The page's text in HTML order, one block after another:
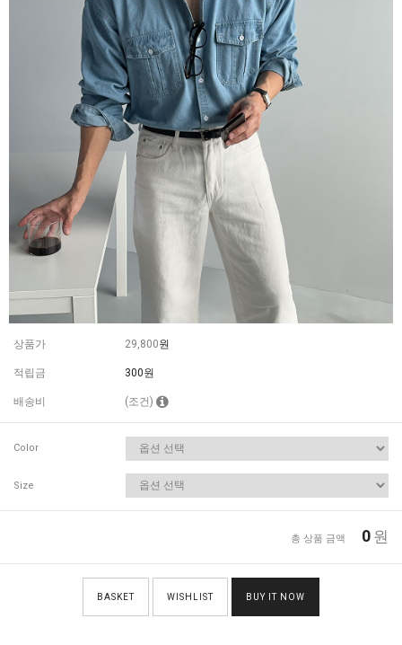
상품가 29,800원
적립금 300원
배송비 (조건)
Color
Size
총 상품 금액 0 원
BASKET WISHLIST BUY IT NOW